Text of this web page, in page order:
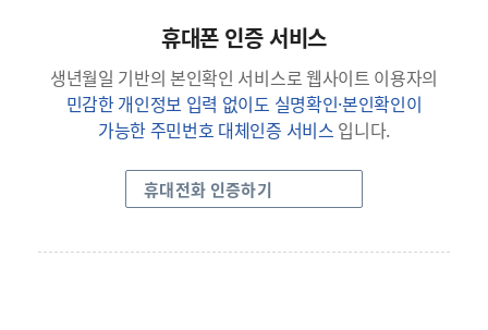
휴대폰 인증 서비스
생년월일 기반의 본인확인 서비스로 웹사이트 이용자의
민감한 개인정보 입력 없이도 실명확인·본인확인이
가능한 주민번호 대체인증 서비스 입니다.
휴대전화 인증하기